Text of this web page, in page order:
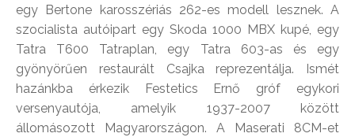
egy Bertone karosszériás 262-es modell lesznek. A
szocialista autóipart egy Skoda 1000 MBX kupé, egy
Tatra T600 Tatraplan, egy Tatra 603-as és egy
gyönyörűen restaurált Csajka reprezentálja. Ismét
hazánkba érkezik Festetics Ernő gróf egykori
versenyautója, amelyik 1937-2007 között
állomásozott Magyarországon. A Maserati 8CM-et